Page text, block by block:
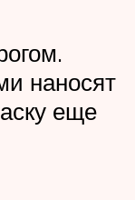
наносят
еще